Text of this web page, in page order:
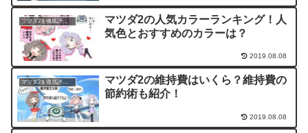
マツダ2を徹底評価！
マツダ2の人気カラーランキング！人
気色とおすすめのカラーは？
2019.08.08
マツダ2を徹底評価！
マツダ2の維持費はいくら？維持費の
節約術も紹介！
2019.08.08